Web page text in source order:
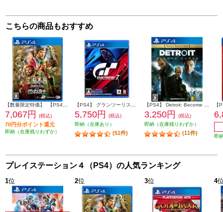
こちらの商品もおすすめ
7,067円 (税込)
70円分ポイント還元
即納（在庫残りわずか）
5,750円
(税込)
即納（在庫あり）
(51件)
3,250円
(税込)
即納（在庫残りわずか）
(11件)
即
プレイステーション４（PS4）の人気ランキング
1位 2位 3位 4